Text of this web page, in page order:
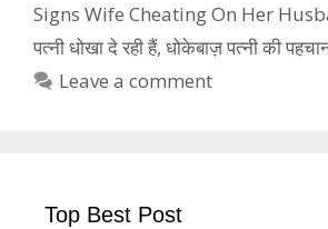
Signs Wife Cheating On Her
पत्नी धोखा दे रही हैं, धोकेबाज़ पत्नी की
Leave a comment
Top Best Post